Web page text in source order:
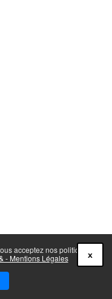
acceptez nos politiques :
- Mentions Légales
x